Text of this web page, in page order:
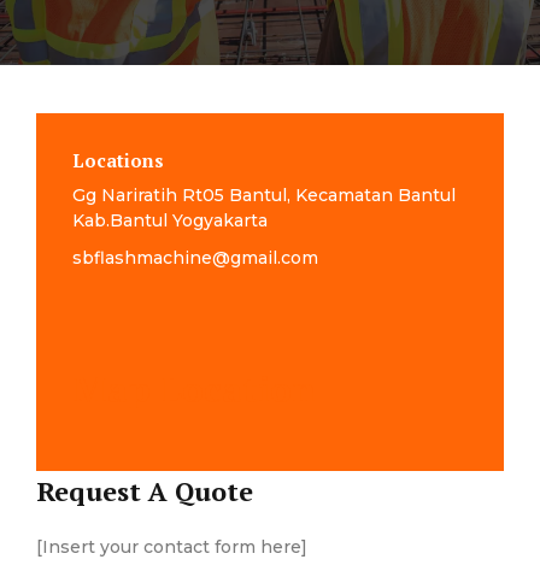
Locations
Gg Nariratih Rt05 Bantul, Kecamatan Bantul
Kab.Bantul Yogyakarta
sbflashmachine@gmail.com
Request A Quote
[Insert your contact form here]